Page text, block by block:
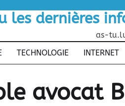
les dernières
as-
TECHNOLOGIE INTERNET
avocat